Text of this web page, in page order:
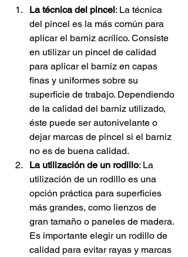
La técnica del pincel: La técnica
del pincel es la más común para
aplicar el barniz acrílico. Consiste
en utilizar un pincel de calidad
para aplicar el barniz en capas
finas y uniformes sobre su
superficie de trabajo. Dependiendo
de la calidad del barniz utilizado,
éste puede ser autonivelante o
dejar marcas de pincel si el barniz
no es de buena calidad.
La utilización de un rodillo: La
utilización de un rodillo es una
opción práctica para superficies
más grandes, como lienzos de
gran tamaño o paneles de madera.
Es importante elegir un rodillo de
calidad para evitar rayas y marcas